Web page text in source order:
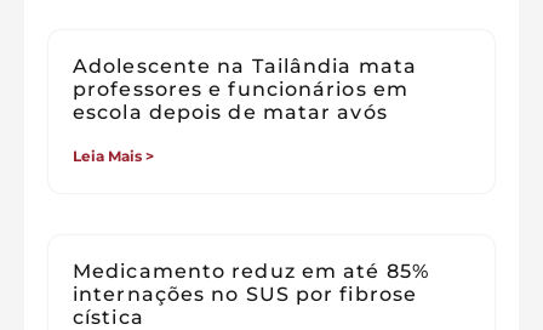
Adolescente na Tailândia mata
professores e funcionários em
escola depois de matar avós
Leia Mais >
Medicamento reduz em até 85%
internações no SUS por fibrose
cística